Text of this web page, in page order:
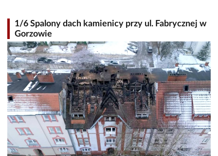
1/6 Spalony dach kamienicy przy ul. Fabrycznej w
Gorzowie